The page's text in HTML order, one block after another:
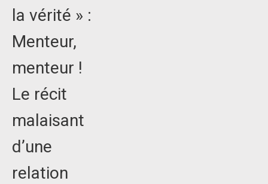
la vérité » :
Menteur,
menteur !
Le récit
malaisant
d’une
relation